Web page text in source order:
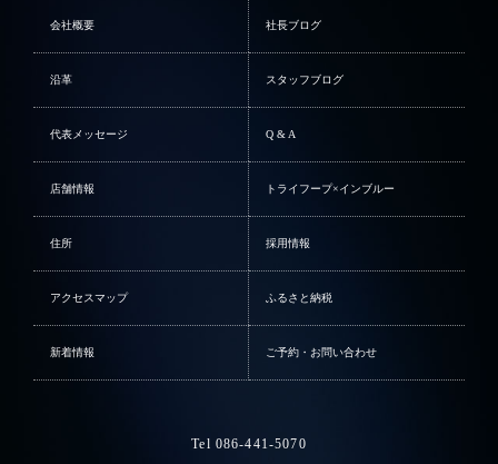
会社概要 社長ブログ
沿革 スタッフブログ
代表メッセージ Q & A
店舗情報 トライフープ×インブルー
住所 採用情報
アクセスマップ ふるさと納税
新着情報 ご予約・お問い合わせ
Tel 086-441-5070